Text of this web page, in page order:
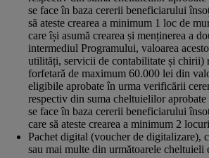
se face în baza cererii beneficiarului
să ateste crearea a minimum 1 loc de
care își asumă crearea și menținerea a
intermediul Programului, valoarea
utilități, servicii de contabilitate și chirii)
forfetară de maximum 60.000 lei din
eligibile aprobate în urma verificării
respectiv din suma cheltuielilor
se face în baza cererii beneficiarului
care să ateste crearea a minimum 2
Pachet digital (voucher de digitalizare),
sau mai multe din următoarele cheltuieli